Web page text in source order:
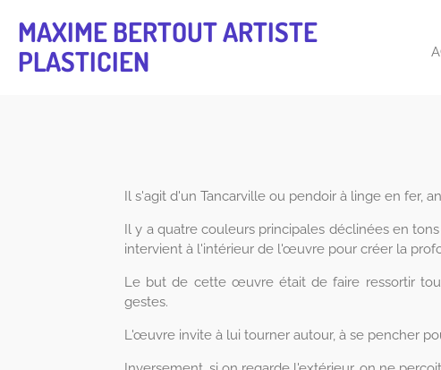
contenu
principal
MAXIME BERTOUT ARTISTE
PLASTICIEN
Il s'agit d'un Tancarville ou pendoir à linge en fer,
Il y a quatre couleurs principales déclinées en
intervient à l'intérieur de l'œuvre pour créer la
Le but de cette œuvre était de faire ressortir
gestes.
L'œuvre invite à lui tourner autour, à se pencher